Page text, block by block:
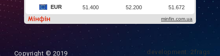
Copyright © 2019 development: 2frags